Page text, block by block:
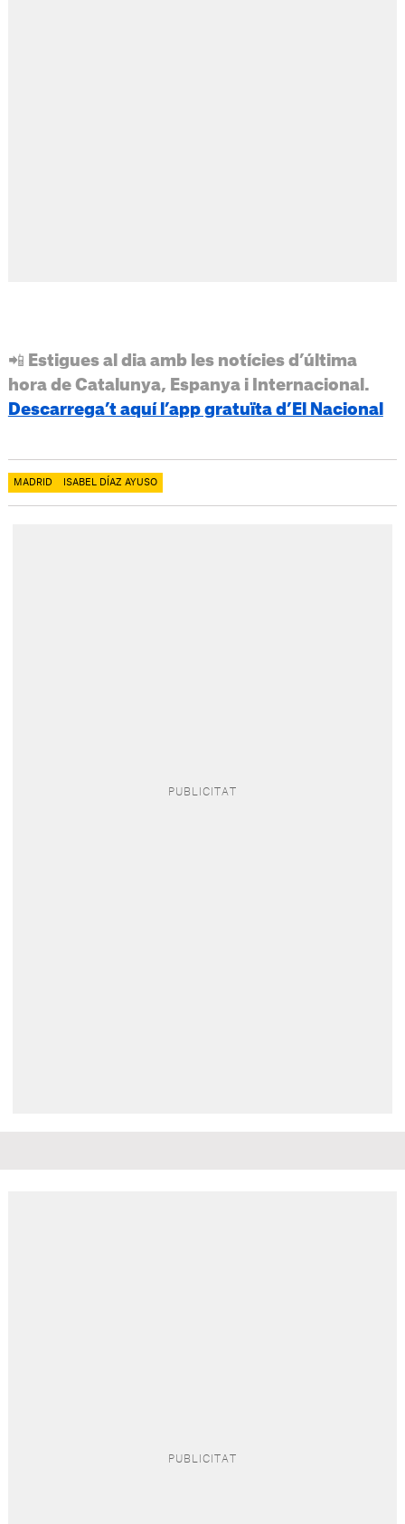
📲 Estigues al dia amb les notícies d’última
hora de Catalunya, Espanya i Internacional.
Descarrega’t aquí l’app gratuïta d’El Nacional
MADRID ISABEL DÍAZ AYUSO